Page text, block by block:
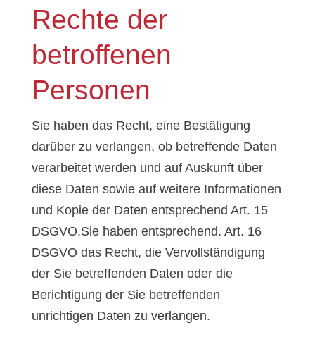
Rechte der
betroffenen
Personen
Sie haben das Recht, eine Bestätigung
darüber zu verlangen, ob betreffende Daten
verarbeitet werden und auf Auskunft über
diese Daten sowie auf weitere Informationen
und Kopie der Daten entsprechend Art. 15
DSGVO.Sie haben entsprechend. Art. 16
DSGVO das Recht, die Vervollständigung
der Sie betreffenden Daten oder die
Berichtigung der Sie betreffenden
unrichtigen Daten zu verlangen.